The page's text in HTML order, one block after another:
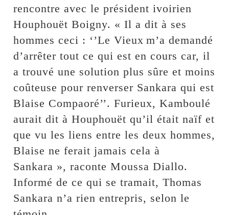
rencontre avec le président ivoirien
Houphouët Boigny. « Il a dit à ses
hommes ceci : ‘’Le Vieux m’a demandé
d’arrêter tout ce qui est en cours car, il
a trouvé une solution plus sûre et moins
coûteuse pour renverser Sankara qui est
Blaise Compaoré’’. Furieux, Kamboulé
aurait dit à Houphouët qu’il était naïf et
que vu les liens entre les deux hommes,
Blaise ne ferait jamais cela à
Sankara », raconte Moussa Diallo.
Informé de ce qui se tramait, Thomas
Sankara n’a rien entrepris, selon le